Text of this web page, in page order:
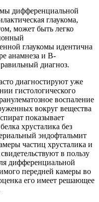
дифференциальной
глаукома,
может быть легко
глаукомы идентична
анамнеза и В-
диагноз.
диагностируют уже
гистологического
воспаление
вокруг вещества
показывает
хрусталика без
эндофтальмит
частиц хрусталика и
в пользу
дифференциальной
передней камеры во
его имеет решающее